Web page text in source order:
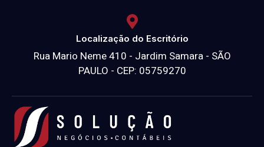
Localização do Escritório
Rua Mario Neme 410 - Jardim Samara - SÃO
PAULO - CEP: 05759270